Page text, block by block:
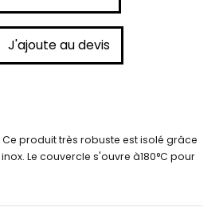
J'ajoute au devis
Ce produit très robuste est isolé grâce
Le couvercle s'ouvre à180°C pour